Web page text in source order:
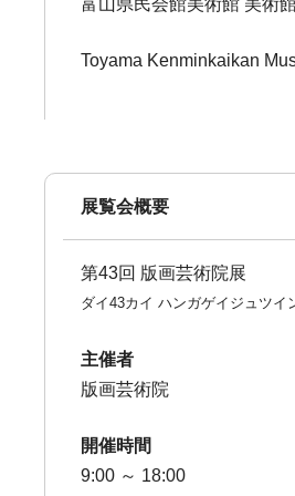
富山県民会館美術館 美術
Toyama Kenminkaikan
展覧会概要
第43回 版画芸術院展
ダイ43カイ ハンガゲイジュツイ
主催者
版画芸術院
開催時間
9:00 ～ 18:00